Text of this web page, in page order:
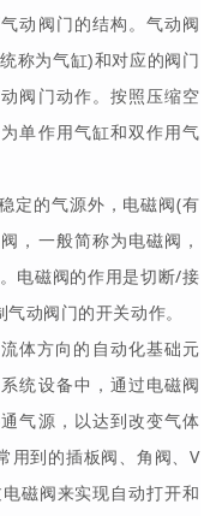
动阀门的结构。气动阀
称为气缸)和对应的阀门
阀门动作。按照压缩空
单作用气缸和双作用气
定的气源外，电磁阀(有
，一般简称为电磁阀，
电磁阀的作用是切断/接
动阀门的开关动作。
体方向的自动化基础元
统设备中，通过电磁阀
气源，以达到改变气体
用到的插板阀、角阀、V
磁阀来实现自动打开和